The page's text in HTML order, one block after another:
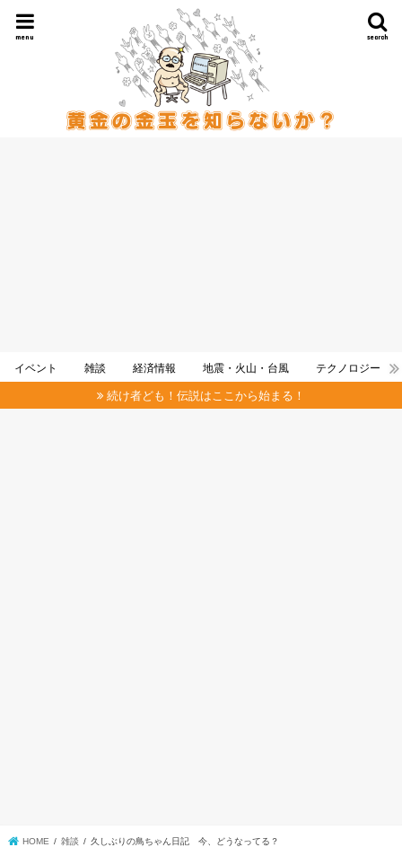
search
menu
イベント 雑談 経済情報 地震・火山・台風 テクノロジー
続け者ども！伝説はここから始まる！
HOME 雑談 久しぶりの鳥ちゃん日記 今、どうなってる？